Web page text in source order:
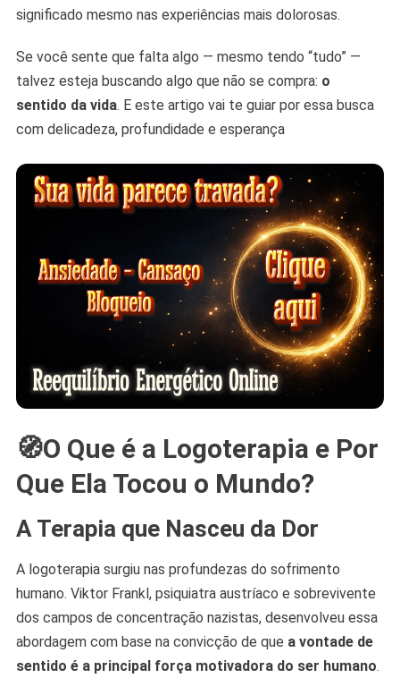
significado mesmo nas experiências mais dolorosas.
Se você sente que falta algo — mesmo tendo “tudo” —
talvez esteja buscando algo que não se compra: o
sentido da vida. E este artigo vai te guiar por essa busca
com delicadeza, profundidade e esperança
🧭O Que é a Logoterapia e Por
Que Ela Tocou o Mundo?
A Terapia que Nasceu da Dor
A logoterapia surgiu nas profundezas do sofrimento
humano. Viktor Frankl, psiquiatra austríaco e sobrevivente
dos campos de concentração nazistas, desenvolveu essa
abordagem com base na convicção de que a vontade de
sentido é a principal força motivadora do ser humano.